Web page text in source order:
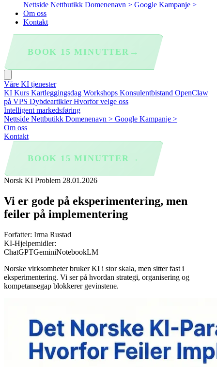
Nettside Nettbutikk Domenenavn > Google Kampanje >
Om oss
Kontakt
BOOK 15 MINUTTER →
Våre KI tjenester
KI Kurs Kartleggingsdag Workshops Konsulentbistand OpenClaw
på VPS DybdeartiklerHvorfor velge oss
Intelligent markedsføring
Nettside Nettbutikk Domenenavn > Google Kampanje >
Om oss
Kontakt
BOOK 15 MINUTTER →
Norsk KI Problem 28.01.2026
Vi er gode på eksperimentering, men
feiler på implementering
Forfatter: Irma Rustad
KI-Hjelpemidler:
ChatGPTGeminiNotebookLM
Norske virksomheter bruker KI i stor skala, men sitter fast i
eksperimentering. Vi ser på hvordan strategi, organisering og
kompetansegap blokkerer gevinstene.